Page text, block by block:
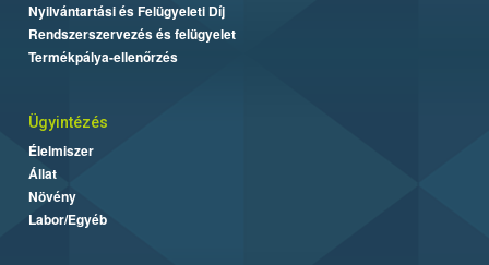
Nyilvántartási és Felügyeleti Díj
Rendszerszervezés és felügyelet
Termékpálya-ellenőrzés
Ügyintézés
Élelmiszer
Állat
Növény
Labor/Egyéb